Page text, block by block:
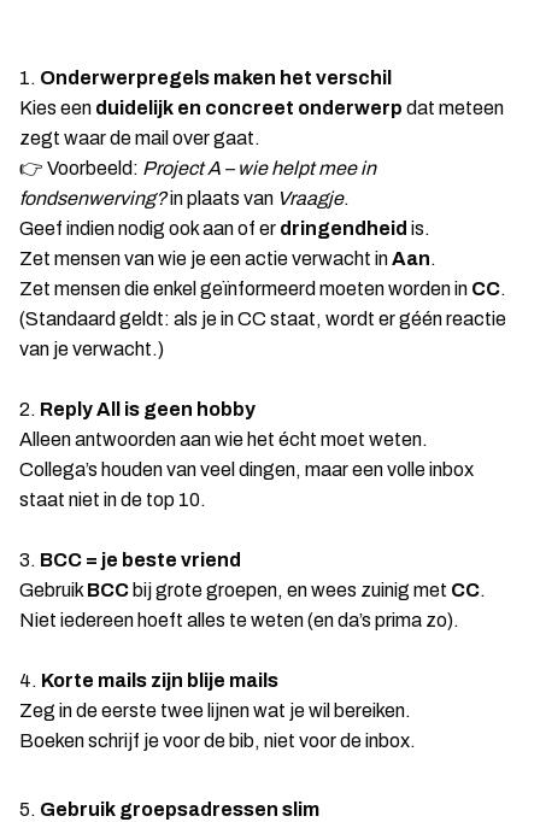
1. Onderwerpregels maken het verschil
Kies een duidelijk en concreet onderwerp dat meteen
zegt waar de mail over gaat.
👉 Voorbeeld: Project A – wie helpt mee in
fondsenwerving?in plaats van Vraagje.
Geef indien nodig ook aan of er dringendheid is.
Zet mensen van wie je een actie verwacht inAan.
Zet mensen die enkel geïnformeerd moeten worden in CC.
(Standaard geldt: als je in CC staat, wordt er géén reactie
van je verwacht.)
2. Reply All is geen hobby
Alleen antwoorden aan wie het écht moet weten.
Collega’s houden van veel dingen, maar een volle inbox
staat niet in de top 10.
3. BCC = je beste vriend
Gebruik BCC bij grote groepen, en wees zuinig met CC.
Niet iedereen hoeft alles te weten (en da’s prima zo).
4. Korte mails zijn blije mails
Zeg in de eerste twee lijnen wat je wil bereiken.
Boeken schrijf je voor de bib, niet voor de inbox.
5. Gebruik groepsadressen slim